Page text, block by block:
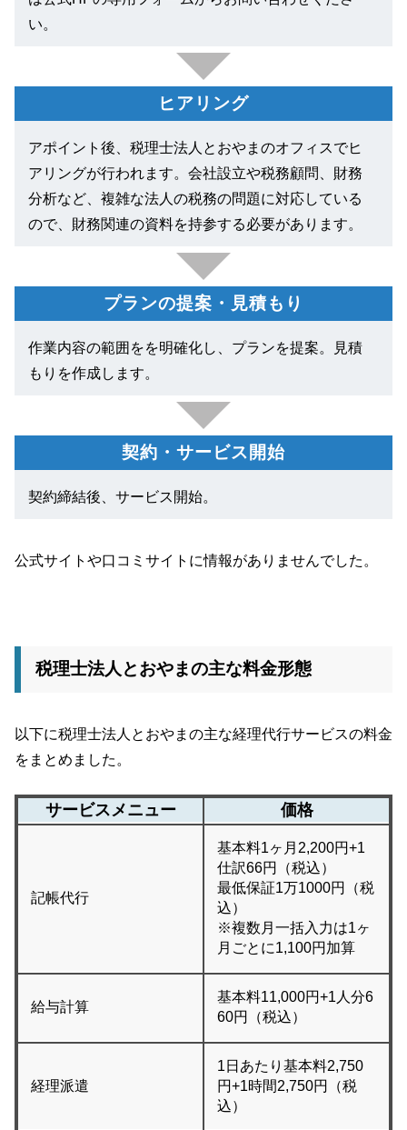
い。
ヒアリング
アポイント後、税理士法人とおやまのオフィスでヒ
アリングが行われます。会社設立や税務顧問、財務
分析など、複雑な法人の税務の問題に対応している
ので、財務関連の資料を持参する必要があります。
プランの提案・見積もり
作業内容の範囲をを明確化し、プランを提案。見積
もりを作成します。
契約・サービス開始
契約締結後、サービス開始。
公式サイトや口コミサイトに情報がありませんでした。
税理士法人とおやまの主な料金形態
以下に税理士法人とおやまの主な経理代行サービスの料金
をまとめました。
サービスメニュー 価格
記帳代行
基本料1ヶ月2,200円+1
仕訳66円（税込）
最低保証1万1000円（税
込）
※複数月一括入力は1ヶ
月ごとに1,100円加算
給与計算
基本料11,000円+1人分6
60円（税込）
経理派遣
1日あたり基本料2,750
円+1時間2,750円（税
込）